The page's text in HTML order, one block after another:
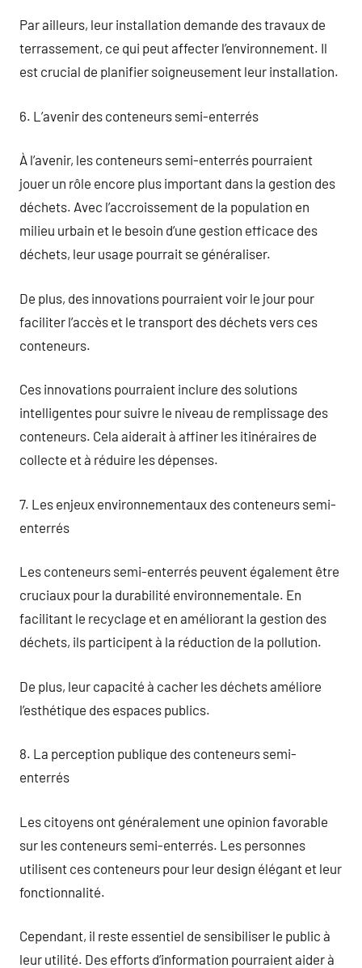
Par ailleurs, leur installation demande des travaux de
terrassement, ce qui peut affecter l’environnement. Il
est crucial de planifier soigneusement leur installation.
6. L’avenir des conteneurs semi-enterrés
À l’avenir, les conteneurs semi-enterrés pourraient
jouer un rôle encore plus important dans la gestion des
déchets. Avec l’accroissement de la population en
milieu urbain et le besoin d’une gestion efficace des
déchets, leur usage pourrait se généraliser.
De plus, des innovations pourraient voir le jour pour
faciliter l’accès et le transport des déchets vers ces
conteneurs.
Ces innovations pourraient inclure des solutions
intelligentes pour suivre le niveau de remplissage des
conteneurs. Cela aiderait à affiner les itinéraires de
collecte et à réduire les dépenses.
7. Les enjeux environnementaux des conteneurs semi-
enterrés
Les conteneurs semi-enterrés peuvent également être
cruciaux pour la durabilité environnementale. En
facilitant le recyclage et en améliorant la gestion des
déchets, ils participent à la réduction de la pollution.
De plus, leur capacité à cacher les déchets améliore
l’esthétique des espaces publics.
8. La perception publique des conteneurs semi-
enterrés
Les citoyens ont généralement une opinion favorable
sur les conteneurs semi-enterrés. Les personnes
utilisent ces conteneurs pour leur design élégant et leur
fonctionnalité.
Cependant, il reste essentiel de sensibiliser le public à
leur utilité. Des efforts d’information pourraient aider à